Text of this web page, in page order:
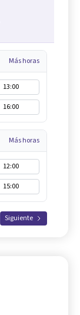
Más horas
13:00
16:00
Más horas
12:00
15:00
Siguiente